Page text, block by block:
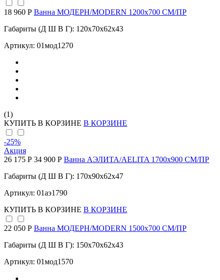
18 960 Р Ванна МОДЕРН/MODERN 1200х700 СМ/ПР
Габариты (Д Ш В Г): 120x70x62x43
Артикул: 01мод1270
(1)
КУПИТЬ В КОРЗИНЕ В КОРЗИНЕ
-25%
Акция
26 175 Р 34 900 Р Ванна АЭЛИТА/AELITA 1700х900 СМ/ПР
Габариты (Д Ш В Г): 170x90x62x47
Артикул: 01аэ1790
КУПИТЬ В КОРЗИНЕ В КОРЗИНЕ
22 050 Р Ванна МОДЕРН/MODERN 1500х700 СМ/ПР
Габариты (Д Ш В Г): 150x70x62x43
Артикул: 01мод1570